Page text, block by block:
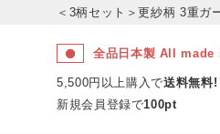
＜3柄セット＞更紗柄 3重ガ
全品日本製 All made
5,500円以上購入で送料無料!
新規会員登録で100pt